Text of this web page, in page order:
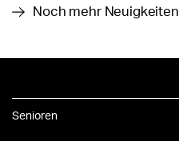
Noch mehr Neuigkeiten
Senioren